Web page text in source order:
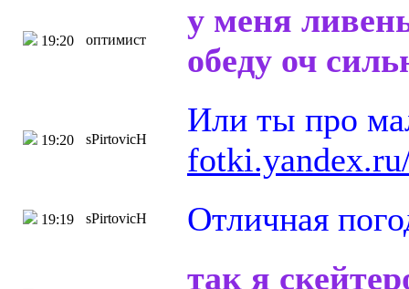
19:20 оптимист
у меня
обеду оч
19:20 sPirtovicH
Или ты про
19:19 sPirtovicH Отличная
так я